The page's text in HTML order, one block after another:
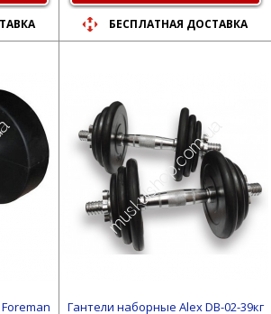
БЕСПЛАТНАЯ ДОСТАВКА
Гантели наборные Alex DB-02-39кг